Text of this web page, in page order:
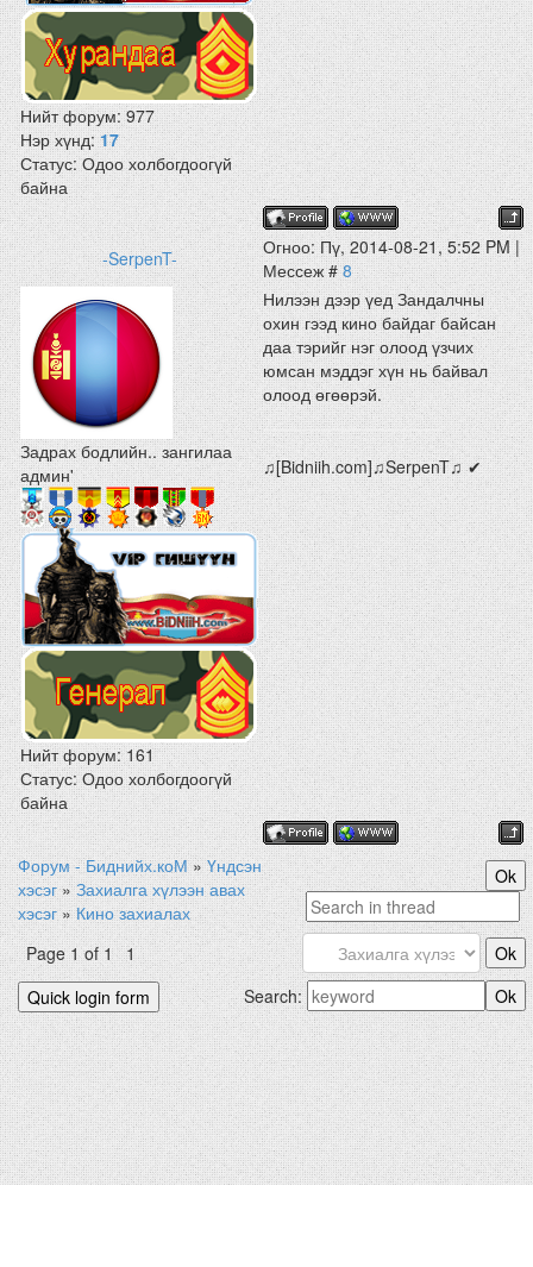
Нийт форум:977
Нэр хүнд:17
Статус:Одоо холбогдоогүй
байна
-SerpenT-
Огноо: Пү, 2014-08-21, 5:52 PM |
Мессеж #8
Задрах бодлийн.. зангилаа
админ'
Нийт форум:161
Статус:Одоо холбогдоогүй
байна
Нилээн дээр үед Зандалчны
охин гээд кино байдаг байсан
даа тэрийг нэг олоод үзчих
юмсан мэддэг хүн нь байвал
олоод өгөөрэй.
♫[Bidniih.com]♫SerpenT♫ ✔
Форум - Биднийх.коМ » Үндсэн
хэсэг » Захиалга хүлээн авах
хэсэг » Кино захиалах
Page1of1 1
Search: